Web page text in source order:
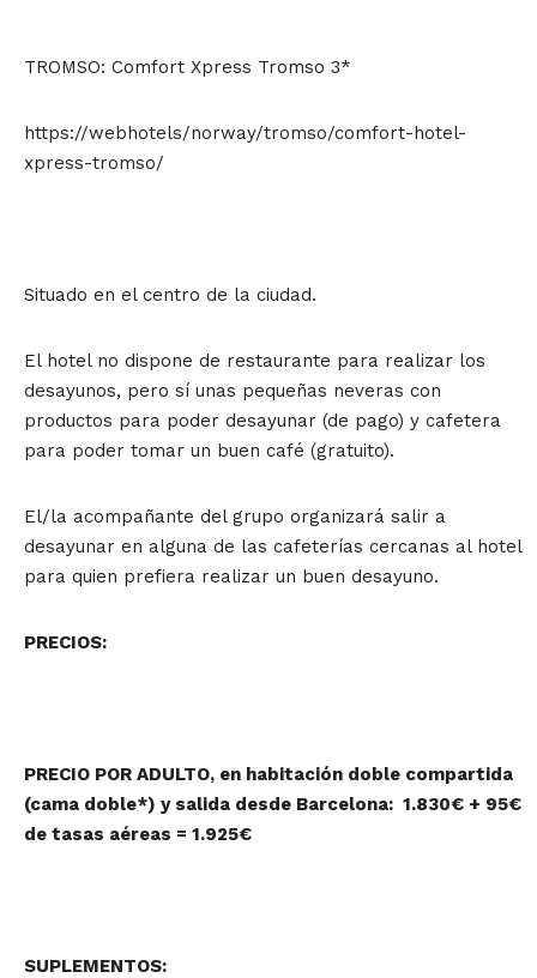
TROMSO: Comfort Xpress Tromso 3*
https://webhotels/norway/tromso/comfort-hotel-
xpress-tromso/
Situado en el centro de la ciudad.
El hotel no dispone de restaurante para realizar los
desayunos, pero sí unas pequeñas neveras con
productos para poder desayunar (de pago) y cafetera
para poder tomar un buen café (gratuito).
El/la acompañante del grupo organizará salir a
desayunar en alguna de las cafeterías cercanas al hotel
para quien prefiera realizar un buen desayuno.
PRECIOS:
PRECIO POR ADULTO, en habitación doble compartida
(cama doble*) y salida desde Barcelona: 1.830€ + 95€
de tasas aéreas = 1.925€
SUPLEMENTOS: